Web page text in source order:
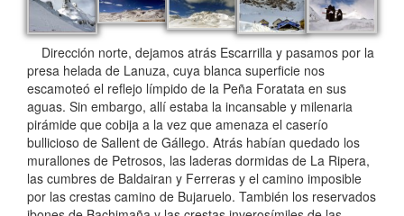
Dirección norte, dejamos atrás Escarrilla y pasamos por la
presa helada de Lanuza, cuya blanca superficie nos
escamoteó el reflejo límpido de la Peña Foratata en sus
aguas. Sin embargo, allí estaba la incansable y milenaria
pirámide que cobija a la vez que amenaza el caserío
bullicioso de Sallent de Gállego. Atrás habían quedado los
murallones de Petrosos, las laderas dormidas de La Ripera,
las cumbres de Baldairan y Ferreras y el camino imposible
por las crestas camino de Bujaruelo. También los reservados